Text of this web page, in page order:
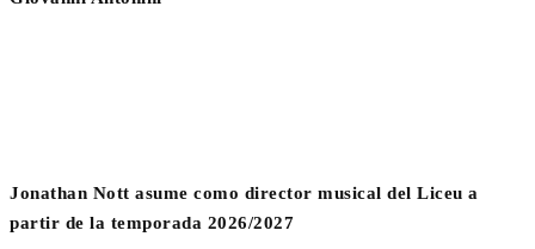
Jonathan Nott asume como director musical del Liceu a
partir de la temporada 2026/2027